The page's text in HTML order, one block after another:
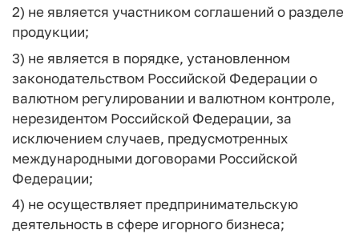
2) не является участником соглашений о разделе
продукции;
3) не является в порядке, установленном
законодательством Российской Федерации о
валютном регулировании и валютном контроле,
нерезидентом Российской Федерации, за
исключением случаев, предусмотренных
международными договорами Российской
Федерации;
4) не осуществляет предпринимательскую
деятельность в сфере игорного бизнеса;